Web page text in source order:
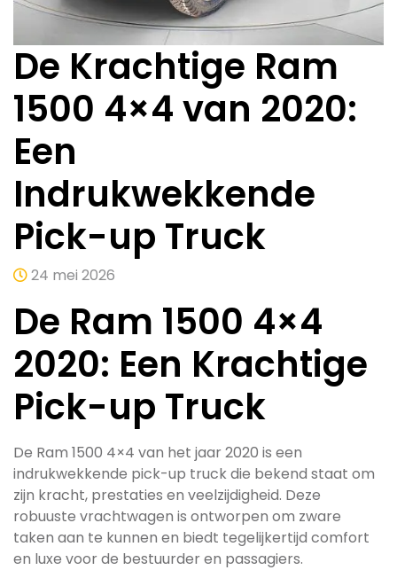
De Krachtige Ram
1500 4×4 van 2020:
Een
Indrukwekkende
Pick-up Truck
24 mei 2026
De Ram 1500 4×4
2020: Een Krachtige
Pick-up Truck
De Ram 1500 4×4 van het jaar 2020 is een
indrukwekkende pick-up truck die bekend staat om
zijn kracht, prestaties en veelzijdigheid. Deze
robuuste vrachtwagen is ontworpen om zware
taken aan te kunnen en biedt tegelijkertijd comfort
en luxe voor de bestuurder en passagiers.